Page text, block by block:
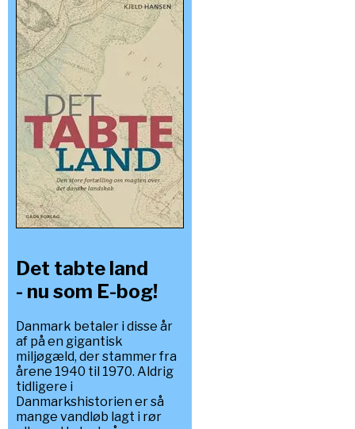
Det tabte land
- nu som E-bog!
Danmark betaler i disse år
af på en gigantisk
miljøgæld, der stammer fra
årene 1940 til 1970. Aldrig
tidligere i
Danmarkshistorien er så
mange vandløb lagt i rør